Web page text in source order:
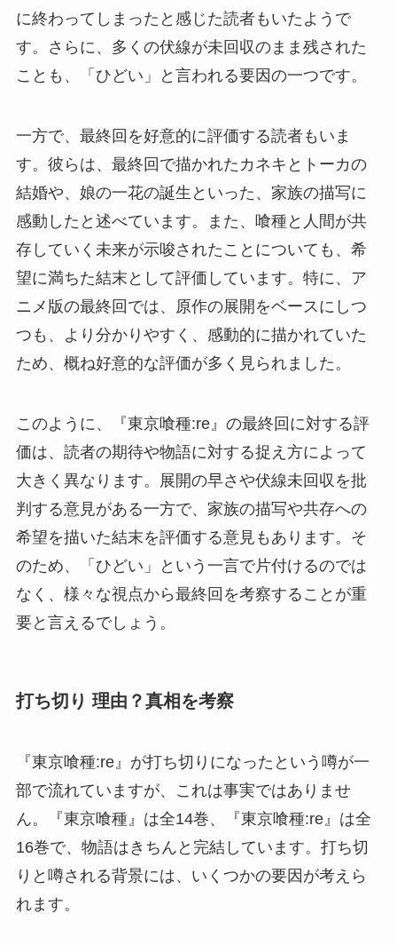
に終わってしまったと感じた読者もいたようで
す。さらに、多くの伏線が未回収のまま残された
ことも、「ひどい」と言われる要因の一つです。
一方で、最終回を好意的に評価する読者もいま
す。彼らは、最終回で描かれたカネキとトーカの
結婚や、娘の一花の誕生といった、家族の描写に
感動したと述べています。また、喰種と人間が共
存していく未来が示唆されたことについても、希
望に満ちた結末として評価しています。特に、ア
ニメ版の最終回では、原作の展開をベースにしつ
つも、より分かりやすく、感動的に描かれていた
ため、概ね好意的な評価が多く見られました。
このように、『東京喰種:re』の最終回に対する評
価は、読者の期待や物語に対する捉え方によって
大きく異なります。展開の早さや伏線未回収を批
判する意見がある一方で、家族の描写や共存への
希望を描いた結末を評価する意見もあります。そ
のため、「ひどい」という一言で片付けるのでは
なく、様々な視点から最終回を考察することが重
要と言えるでしょう。
打ち切り 理由？真相を考察
『東京喰種:re』が打ち切りになったという噂が一
部で流れていますが、これは事実ではありませ
ん。『東京喰種』は全14巻、『東京喰種:re』は全
16巻で、物語はきちんと完結しています。打ち切
りと噂される背景には、いくつかの要因が考えら
れます。